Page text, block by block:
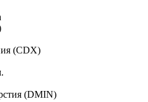
(CDX)
(DMIN)